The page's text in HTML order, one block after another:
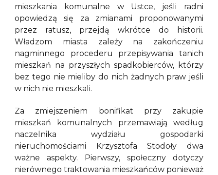
mieszkania komunalne w Ustce, jeśli radni
opowiedzą się za zmianami proponowanymi
przez ratusz, przejdą wkrótce do historii.
Władzom miasta zależy na zakończeniu
nagminnego procederu przepisywania tanich
mieszkań na przyszłych spadkobierców, którzy
bez tego nie mieliby do nich żadnych praw jeśli
w nich nie mieszkali.
Za zmiejszeniem bonifikat przy zakupie
mieszkań komunalnych przemawiają według
naczelnika wydziału gospodarki
nieruchomościami Krzysztofa Stodoły dwa
ważne aspekty. Pierwszy, społeczny dotyczy
nierównego traktowania mieszkańców ponieważ